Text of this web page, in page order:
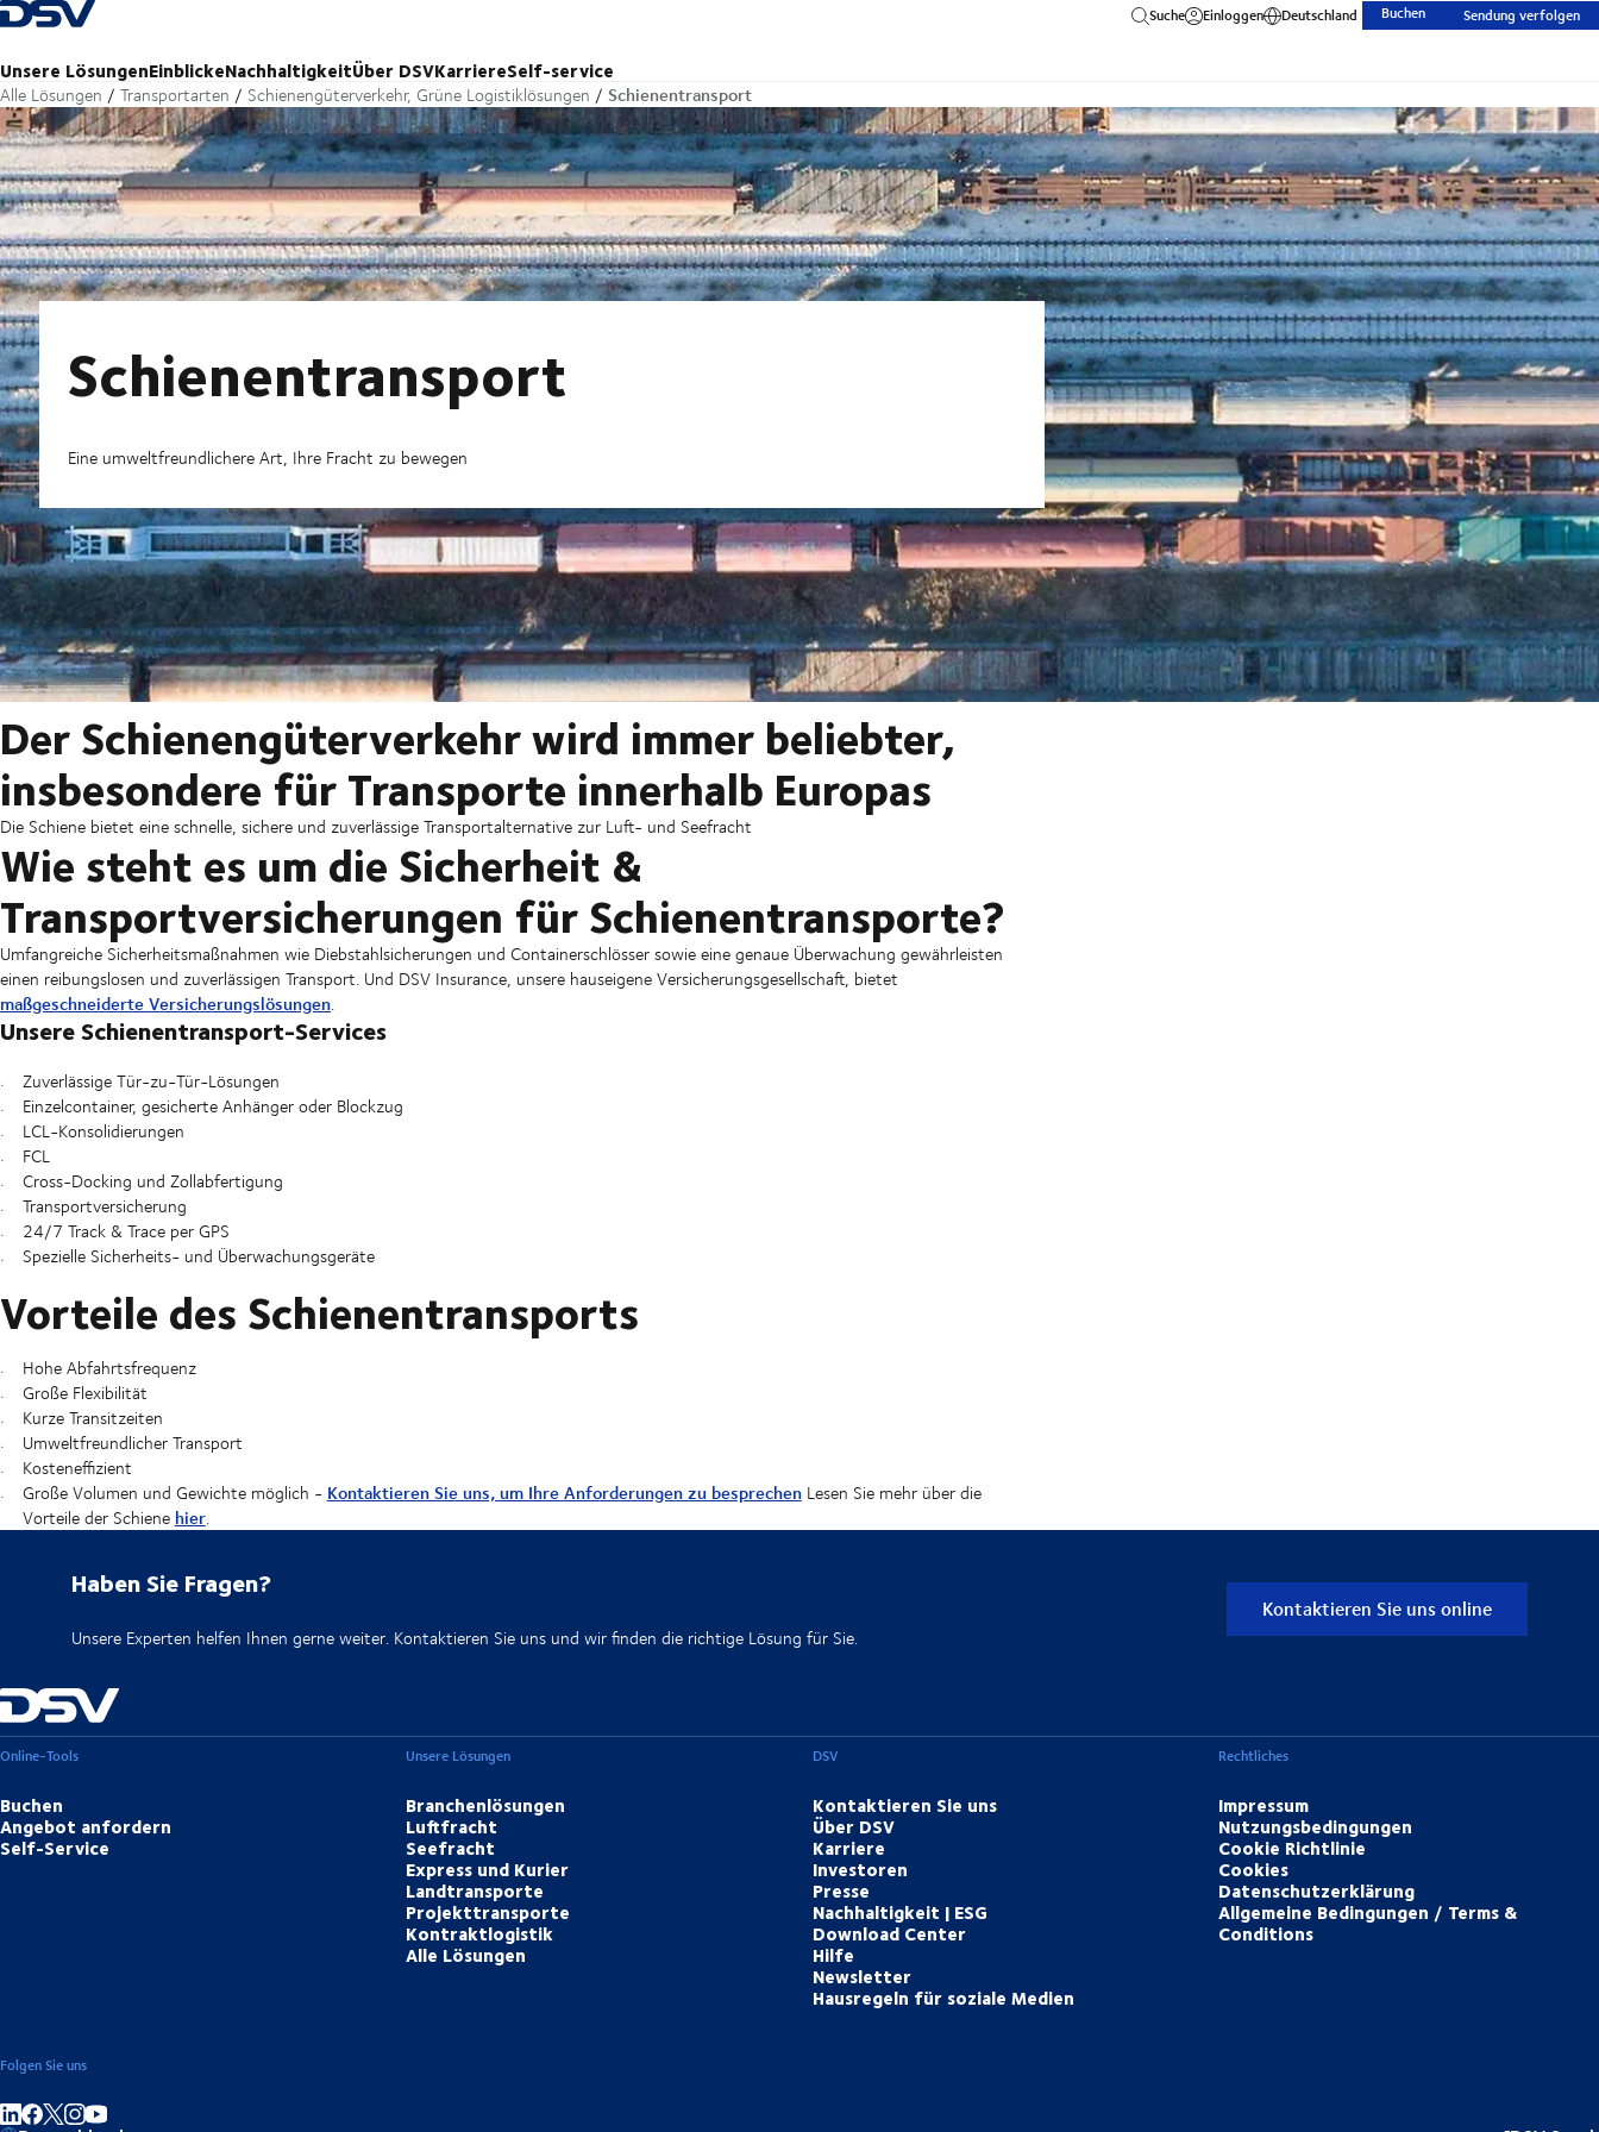
Zurück zur Startseite
Unsere LösungenEinblickeNachhaltigkeitÜber DSVKarriereSelf-service
Suche Einloggen Deutschland Buchen Sendung verfolgen
Alle Lösungen Transportarten Schienengüterverkehr, Grüne Logistiklösungen Schienentransport
Schienentransport
Eine umweltfreundlichere Art, Ihre Fracht zu bewegen
Der Schienengüterverkehr wird immer beliebter,
insbesondere für Transporte innerhalb Europas
Die Schiene bietet eine schnelle, sichere und zuverlässige Transportalternative zur Luft- und Seefracht
Wie steht es um die Sicherheit &
Transportversicherungen für Schienentransporte?
Umfangreiche Sicherheitsmaßnahmen wie Diebstahlsicherungen und Containerschlösser sowie eine genaue Überwachung gewährleisten
einen reibungslosen und zuverlässigen Transport. Und DSV Insurance, unsere hauseigene Versicherungsgesellschaft, bietet
maßgeschneiderte Versicherungslösungen.
Unsere Schienentransport-Services
Zuverlässige Tür-zu-Tür-Lösungen
Einzelcontainer, gesicherte Anhänger oder Blockzug
LCL-Konsolidierungen
FCL
Cross-Docking und Zollabfertigung
Transportversicherung
24/7 Track & Trace per GPS
Spezielle Sicherheits- und Überwachungsgeräte
Vorteile des Schienentransports
Hohe Abfahrtsfrequenz
Große Flexibilität
Kurze Transitzeiten
Umweltfreundlicher Transport
Kosteneffizient
Große Volumen und Gewichte möglich - Kontaktieren Sie uns, um Ihre Anforderungen zu besprechenLesen Sie mehr über die
Vorteile der Schiene hier.
Haben Sie Fragen?
Unsere Experten helfen Ihnen gerne weiter. Kontaktieren Sie uns und wir finden die richtige Lösung für Sie.
Kontaktieren Sie uns online
Online-Tools
Buchen
Angebot anfordern
Self-Service
Unsere Lösungen
Branchenlösungen
Luftfracht
Seefracht
Express und Kurier
Landtransporte
Projekttransporte
Kontraktlogistik
Alle Lösungen
DSV
Kontaktieren Sie uns
Über DSV
Karriere
Investoren
Presse
Nachhaltigkeit | ESG
Download Center
Hilfe
Newsletter
Hausregeln für soziale Medien
Rechtliches
Impressum
Nutzungsbedingungen
Cookie Richtlinie
Cookies
Datenschutzerklärung
Allgemeine Bedingungen / Terms &
Conditions
Folgen Sie uns